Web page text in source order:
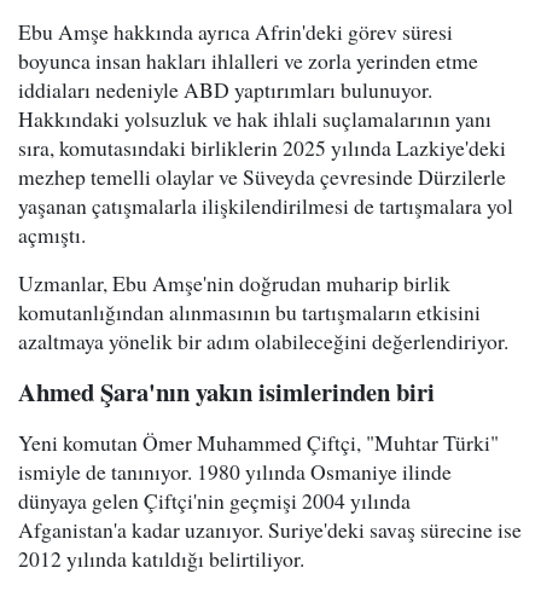
Ebu Amşe hakkında ayrıca Afrin'deki görev süresi
boyunca insan hakları ihlalleri ve zorla yerinden etme
iddiaları nedeniyle ABD yaptırımları bulunuyor.
Hakkındaki yolsuzluk ve hak ihlali suçlamalarının yanı
sıra, komutasındaki birliklerin 2025 yılında Lazkiye'deki
mezhep temelli olaylar ve Süveyda çevresinde Dürzilerle
yaşanan çatışmalarla ilişkilendirilmesi de tartışmalara yol
açmıştı.
Uzmanlar, Ebu Amşe'nin doğrudan muharip birlik
komutanlığından alınmasının bu tartışmaların etkisini
azaltmaya yönelik bir adım olabileceğini değerlendiriyor.
Ahmed Şara'nın yakın isimlerinden biri
Yeni komutan Ömer Muhammed Çiftçi, "Muhtar Türki"
ismiyle de tanınıyor. 1980 yılında Osmaniye ilinde
dünyaya gelen Çiftçi'nin geçmişi 2004 yılında
Afganistan'a kadar uzanıyor. Suriye'deki savaş sürecine ise
2012 yılında katıldığı belirtiliyor.